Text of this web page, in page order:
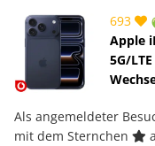
693
Apple
5G/
Als angemeldeter
mit dem Sternchen